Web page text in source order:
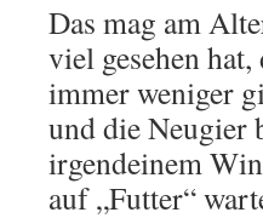
Das mag am
viel gesehen
immer weniger
und die
irgendeinem
auf „Futter“